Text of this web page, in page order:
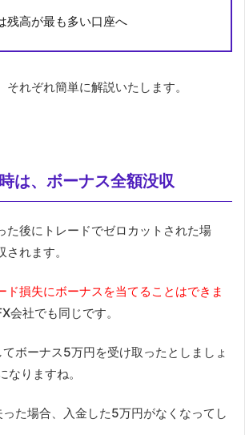
残高が最も多い口座へ
れぞれ簡単に解説いたします。
は、ボーナス全額没収
た後にトレードでゼロカットされた場
れます。
ド損失にボーナスを当てることはできま
会社でも同じです。
ボーナス5万円を受け取ったとしましょ
なりますね。
った場合、入金した5万円がなくなってし